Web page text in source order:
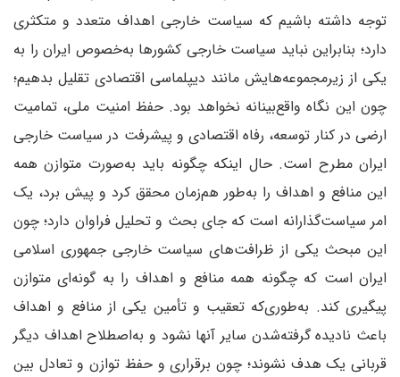
توجه داشته باشیم که سیاست خارجی اهداف متعدد و متکثری
دارد؛ بنابراین نباید سیاست خارجی کشورها به‌خصوص ایران را به
یکی از زیرمجموعه‌هایش مانند دیپلماسی اقتصادی تقلیل بدهیم؛
چون این نگاه واقع‌بینانه نخواهد بود. حفظ امنیت ملی، تمامیت
ارضی در کنار توسعه، رفاه اقتصادی و پیشرفت در سیاست خارجی
ایران مطرح است. حال اینکه چگونه باید به‌صورت متوازن همه
این منافع و اهداف را به‌طور هم‌زمان محقق کرد و پیش برد، یک
امر سیاست‌گذارانه است که جای بحث و تحلیل فراوان دارد؛ چون
این مبحث یکی از ظرافت‌های سیاست خارجی جمهوری اسلامی
ایران است که چگونه همه منافع و اهداف را به گونه‌ای متوازن
پیگیری کند. به‌طوری‌که تعقیب و تأمین یکی از منافع و اهداف
باعث نادیده گرفته‌شدن سایر آنها نشود و به‌اصطلاح اهداف دیگر
قربانی یک هدف نشوند؛ چون برقراری و حفظ توازن و تعادل بین